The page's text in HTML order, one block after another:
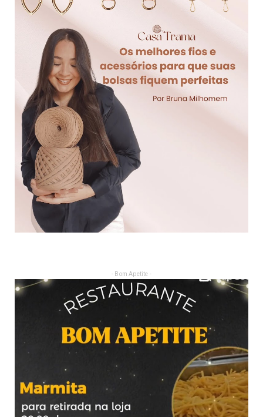
- Bom Apetite -